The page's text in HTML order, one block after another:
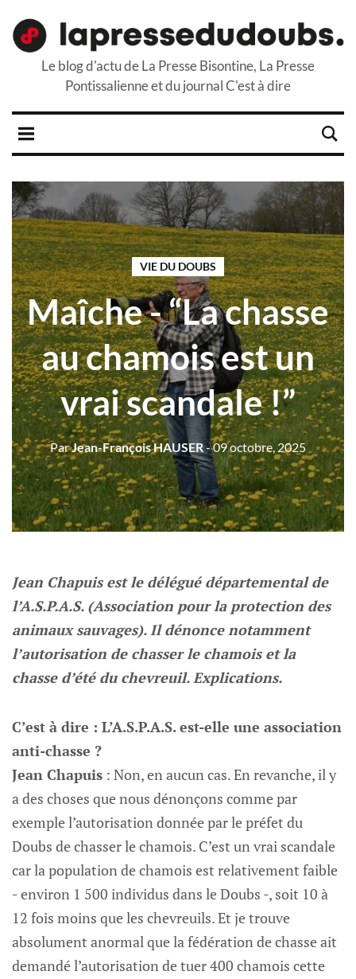
Le blog d'actu de La Presse Bisontine, La Presse
Pontissalienne et du journal C'est à dire
VIE DU DOUBS
Maîche - “La chasse
au chamois est un
vrai scandale !”
ParJean-François HAUSER- 09 octobre, 2025
Jean Chapuis est le délégué départemental de
l’A.S.P.A.S. (Association pour la protection des
animaux sauvages). Il dénonce notamment
l’autorisation de chasser le chamois et la
chasse d’été du chevreuil. Explications.
C’est à dire : L’A.S.P.A.S. est-elle une association
anti-chasse ?
Jean Chapuis : Non, en aucun cas. En revanche, il y
a des choses que nous dénonçons comme par
exemple l’autorisation donnée par le préfet du
Doubs de chasser le chamois. C’est un vrai scandale
car la population de chamois est relativement faible
- environ 1 500 individus dans le Doubs -, soit 10 à
12 fois moins que les chevreuils. Et je trouve
absolument anormal que la fédération de chasse ait
demandé l’autorisation de tuer 400 chamois cette